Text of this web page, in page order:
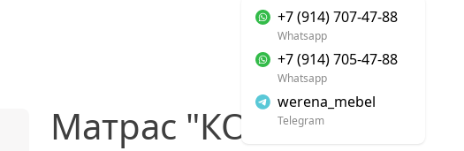
+7 (914) 707-47-88
Whatsapp
+7 (914) 705-47-88
Whatsapp
werena_mebel
Telegram
Матрас "КОМФОРТ"